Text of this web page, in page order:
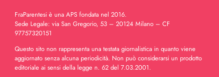
FraParentesi è una APS fondata nel 2016.
Sede Legale: via San Gregorio, 53 – 20124 Milano – CF
97757320151
Questo sito non rappresenta una testata giornalistica in quanto viene
aggiornato senza alcuna periodicità. Non può considerarsi un prodotto
editoriale ai sensi della legge n. 62 del 7.03.2001.